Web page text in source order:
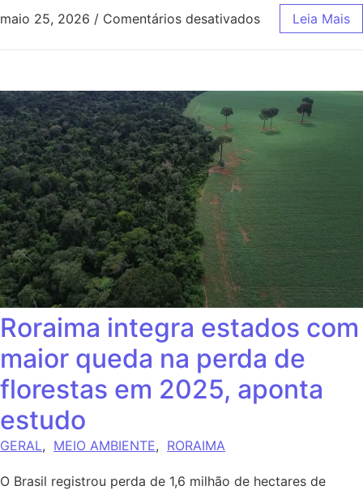
maio 25, 2026 / Comentários desativados Leia Mais
Roraima integra estados com
maior queda na perda de
florestas em 2025, aponta
estudo
GERAL, MEIO AMBIENTE, RORAIMA
O Brasil registrou perda de 1,6 milhão de hectares de